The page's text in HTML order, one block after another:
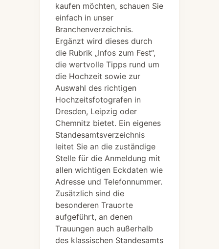
kaufen möchten, schauen Sie
einfach in unser
Branchenverzeichnis.
Ergänzt wird dieses durch
die Rubrik „Infos zum Fest“,
die wertvolle Tipps rund um
die Hochzeit sowie zur
Auswahl des richtigen
Hochzeitsfotografen in
Dresden, Leipzig oder
Chemnitz bietet. Ein eigenes
Standesamtsverzeichnis
leitet Sie an die zuständige
Stelle für die Anmeldung mit
allen wichtigen Eckdaten wie
Adresse und Telefonnummer.
Zusätzlich sind die
besonderen Trauorte
aufgeführt, an denen
Trauungen auch außerhalb
des klassischen Standesamts